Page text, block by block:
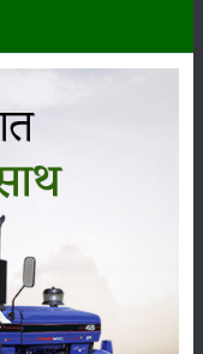
तालाब में पानी की साफ
मात्रा में भोजन देना
के इलाज के लिए भी किया
दिन से अधिक रखें।
हुई ऑक्सीजन का इस्तेमाल
बढ़ता है तो उस में घुली
मछलियों के लिए काम
है।